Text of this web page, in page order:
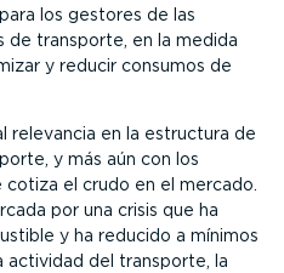
los gestores de las
de transporte, en la medida
y reducir consumos de
relevancia en la estructura de
y más aún con los
el crudo en el mercado.
por una crisis que ha
y ha reducido a mínimos
actividad del transporte, la